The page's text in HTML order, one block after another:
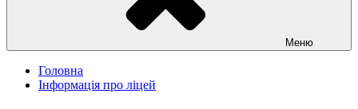
Меню
Головна
Інформація про ліцей